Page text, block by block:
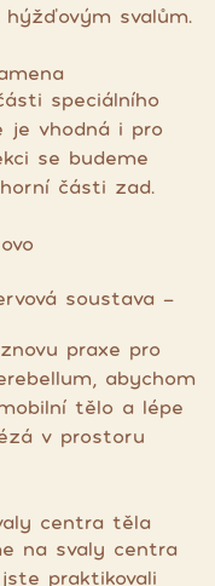
svalům.
speciálního
je vhodná i pro
se budeme
části zad.
soustava -
praxe pro
abychom
tělo a lépe
v prostoru
centra těla
na svaly centra
praktikovali